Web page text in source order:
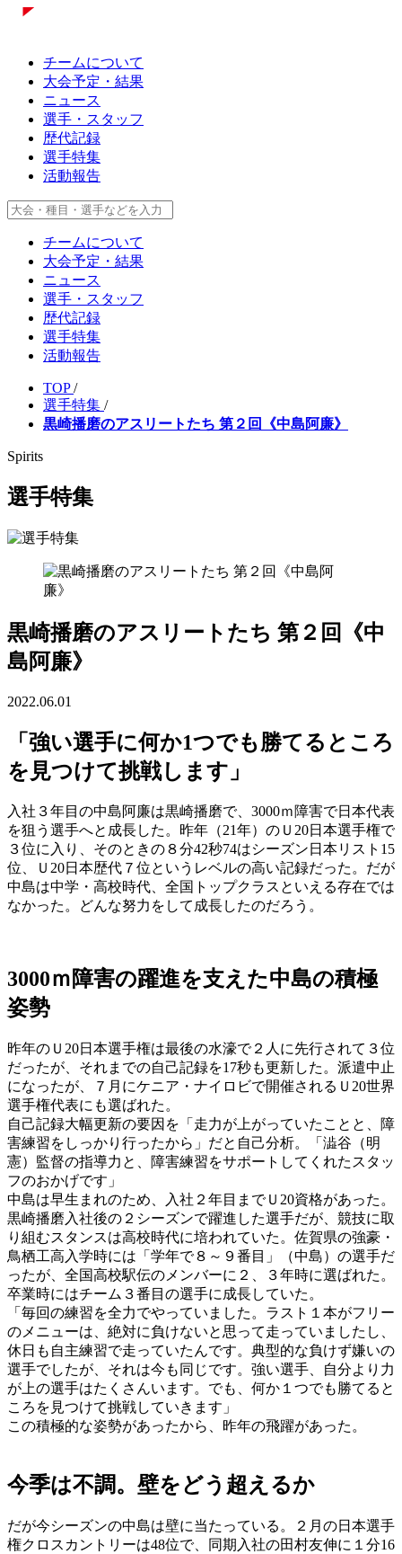
チームについて
大会予定・結果
ニュース
選手・スタッフ
歴代記録
選手特集
活動報告
チームについて
大会予定・結果
ニュース
選手・スタッフ
歴代記録
選手特集
活動報告
TOP /
選手特集 /
黒崎播磨のアスリートたち 第２回《中島阿廉》
Spirits
選手特集
黒崎播磨のアスリートたち 第２回《中
島阿廉》
2022.06.01
「強い選手に何か1つでも勝てるところ
を見つけて挑戦します」
入社３年目の中島阿廉は黒崎播磨で、3000ｍ障害で日本代表
を狙う選手へと成長した。昨年（21年）のＵ20日本選手権で
３位に入り、そのときの８分42秒74はシーズン日本リスト15
位、Ｕ20日本歴代７位というレベルの高い記録だった。だが
中島は中学・高校時代、全国トップクラスといえる存在では
なかった。どんな努力をして成長したのだろう。
3000ｍ障害の躍進を支えた中島の積極
姿勢
昨年のＵ20日本選手権は最後の水濠で２人に先行されて３位
だったが、それまでの自己記録を17秒も更新した。派遣中止
になったが、７月にケニア・ナイロビで開催されるＵ20世界
選手権代表にも選ばれた。
自己記録大幅更新の要因を「走力が上がっていたことと、障
害練習をしっかり行ったから」だと自己分析。「澁谷（明
憲）監督の指導力と、障害練習をサポートしてくれたスタッ
フのおかげです」
中島は早生まれのため、入社２年目までＵ20資格があった。
黒崎播磨入社後の２シーズンで躍進した選手だが、競技に取
り組むスタンスは高校時代に培われていた。佐賀県の強豪・
鳥栖工高入学時には「学年で８～９番目」（中島）の選手だ
ったが、全国高校駅伝のメンバーに２、３年時に選ばれた。
卒業時にはチーム３番目の選手に成長していた。
「毎回の練習を全力でやっていました。ラスト１本がフリー
のメニューは、絶対に負けないと思って走っていましたし、
休日も自主練習で走っていたんです。典型的な負けず嫌いの
選手でしたが、それは今も同じです。強い選手、自分より力
が上の選手はたくさんいます。でも、何か１つでも勝てると
ころを見つけて挑戦していきます」
この積極的な姿勢があったから、昨年の飛躍があった。
今季は不調。壁をどう超えるか
だが今シーズンの中島は壁に当たっている。２月の日本選手
権クロスカントリーは48位で、同期入社の田村友伸に１分16